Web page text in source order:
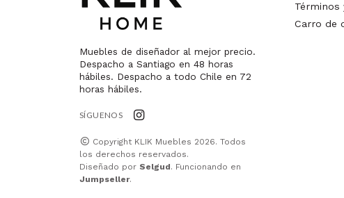
Muebles de diseñador al mejor precio.
Despacho a Santiago en 48 horas
hábiles. Despacho a todo Chile en 72
horas hábiles.
SÍGUENOS
Copyright KLIK Muebles 2026. Todos
los derechos reservados.
Diseñado por Selgud. Funcionando en
Jumpseller.
Términos
Carro de